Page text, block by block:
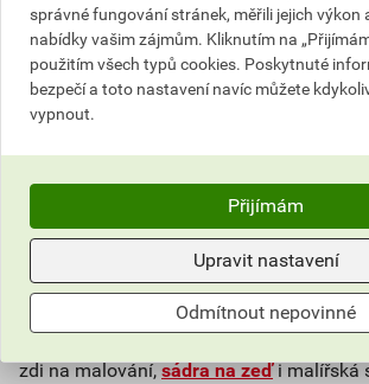
Skladem u dodavatele
Můžete mít 18.08. v prodejně
bal.
Do košíku
zdi na malování,sádra na zeďi malířská
správné fungování stránek, měřili jejich výkon
nabídky vašim zájmům. Kliknutím na
použitím všech typů cookies. Poskytnuté
bezpečí a toto nastavení navíc můžete
vypnout.
Přijímám
Upravit nastavení
Odmítnout nepovinné